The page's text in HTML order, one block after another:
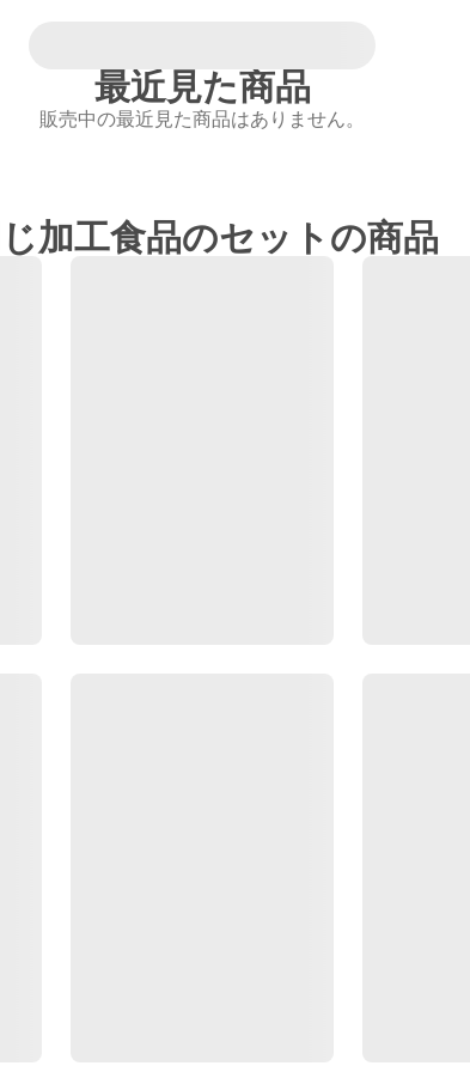
最近見た商品
販売中の最近見た商品はありません。
じ加工食品のセットの商品